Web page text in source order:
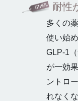
耐性
多くの
使い始
GLP-1
が一効
ントロ
れなく